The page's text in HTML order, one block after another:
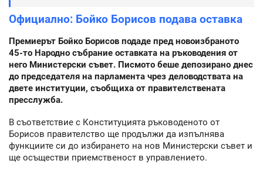
Официално: Бойко Борисов подава оставка
Премиерът Бойко Борисов подаде пред новоизбраното
45-то Народно събрание оставката на ръководения от
него Министерски съвет. Писмото беше депозирано днес
до председателя на парламента чрез деловодствата на
двете институции, съобщиха от правителствената
пресслужба.
В съответствие с Конституцията ръководеното от
Борисов правителство ще продължи да изпълнява
функциите си до избирането на нов Министерски съвет и
ще осъществи приемственост в управлението.